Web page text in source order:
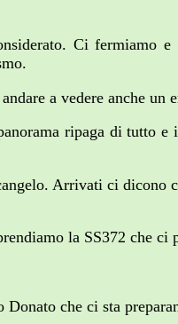
Ci fermiamo
a vedere anche un
ripaga di tutto
Arrivati ci dicono
la SS372 che
che ci sta